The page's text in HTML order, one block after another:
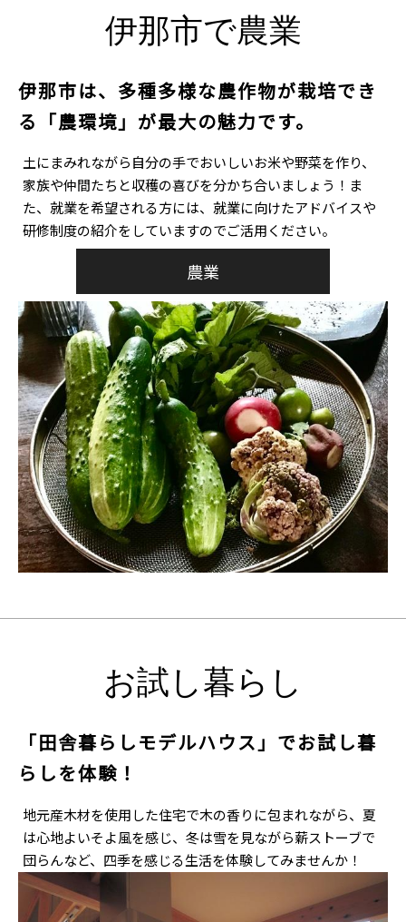
伊那市で農業
伊那市は、多種多様な農作物が栽培でき
る「農環境」が最大の魅力です。
土にまみれながら自分の手でおいしいお米や野菜を作り、
家族や仲間たちと収穫の喜びを分かち合いましょう！ま
た、就業を希望される方には、就業に向けたアドバイスや
研修制度の紹介をしていますのでご活用ください。
農業
お試し暮らし
「田舎暮らしモデルハウス」でお試し暮
らしを体験！
地元産木材を使用した住宅で木の香りに包まれながら、夏
は心地よいそよ風を感じ、冬は雪を見ながら薪ストーブで
団らんなど、四季を感じる生活を体験してみませんか！